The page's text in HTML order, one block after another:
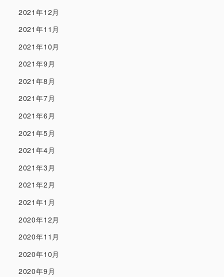
2021年12月
2021年11月
2021年10月
2021年9月
2021年8月
2021年7月
2021年6月
2021年5月
2021年4月
2021年3月
2021年2月
2021年1月
2020年12月
2020年11月
2020年10月
2020年9月